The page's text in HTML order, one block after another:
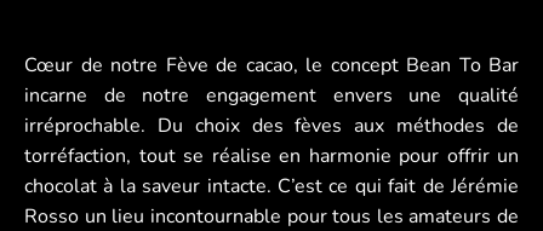
Cœur de notre Fève de cacao, le concept Bean To Bar
incarne de notre engagement envers une qualité
irréprochable. Du choix des fèves aux méthodes de
torréfaction, tout se réalise en harmonie pour offrir un
chocolat à la saveur intacte. C’est ce qui fait de Jérémie
Rosso un lieu incontournable pour tous les amateurs de